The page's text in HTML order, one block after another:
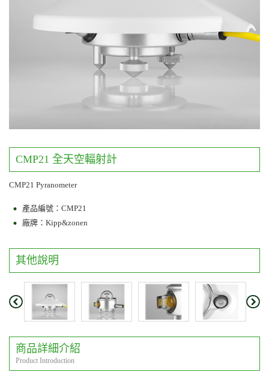
CMP21 全天空輻射計
CMP21 Pyranometer
產品編號：CMP21
廠牌：Kipp&zonen
其他說明
商品詳細介紹
Product Introduction